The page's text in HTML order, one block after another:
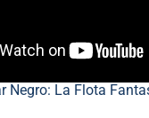
Negro: La Flota